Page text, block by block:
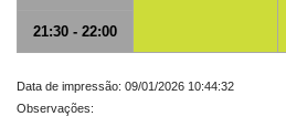
21:30 - 22:00
Data de impressão: 09/01/2026 10:44:32
Observações: